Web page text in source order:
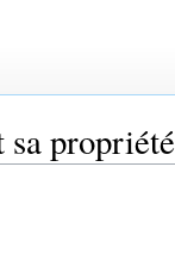
propriété